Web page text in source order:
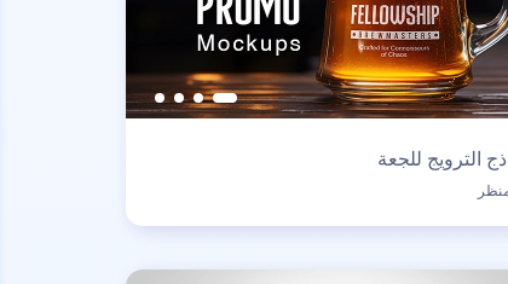
الترويج للجعة